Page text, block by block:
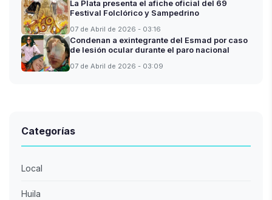
La Plata presenta el afiche oficial del 69
Festival Folclórico y Sampedrino
07 de Abril de 2026 - 03:16
Condenan a exintegrante del Esmad por caso
de lesión ocular durante el paro nacional
07 de Abril de 2026 - 03:09
Categorías
Local
Huila